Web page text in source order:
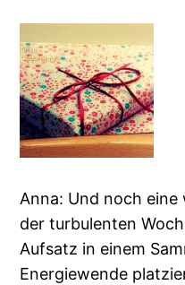
Anna: Und noch
der turbulenten
Aufsatz in einem
Energiewende